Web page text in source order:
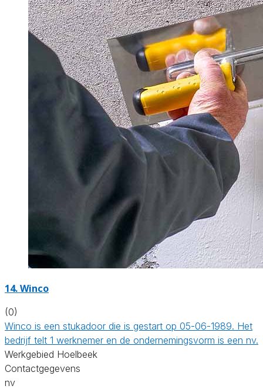
14. Winco
(0)
Winco is een stukadoor die is gestart op 05-06-1989. Het
bedrijf telt 1 werknemer en de ondernemingsvorm is een nv.
Werkgebied Hoelbeek
Contactgegevens
nv